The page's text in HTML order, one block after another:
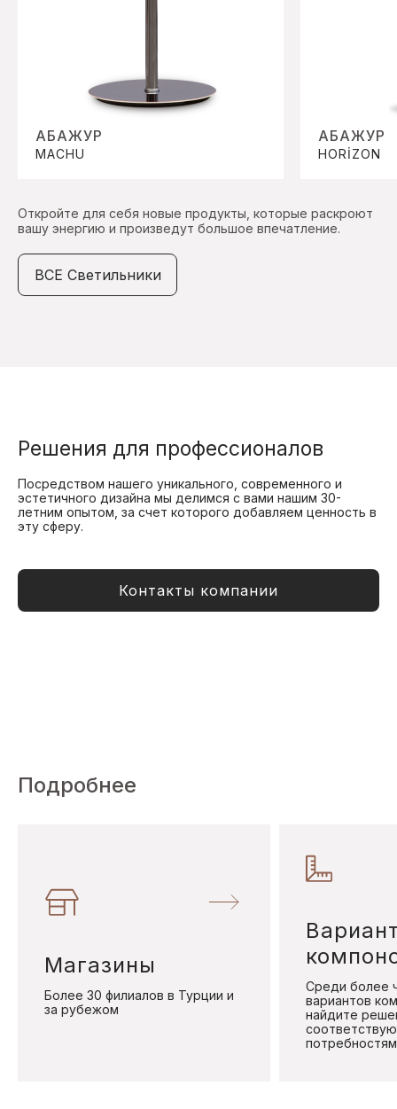
АБАЖУР
MACHU
АБАЖУР
HORİZON
Откройте для себя новые продукты, которые раскроют
вашу энергию и произведут большое впечатление.
ВСЕ Светильники
Решения для профессионалов
Посредством нашего уникального, современного и
эстетичного дизайна мы делимся с вами нашим 30-
летним опытом, за счет которого добавляем ценность в
эту сферу.
Контакты компании
Подробнее
Магазины
Более 30 филиалов в Турции и
за рубежом
Среди более
вариантов
найдите